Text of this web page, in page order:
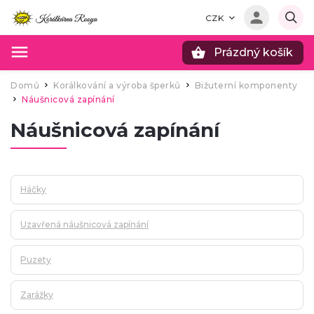
CZK
Prázdný košík
Domů / Korálkování a výroba šperků
Bižuterní komponenty
/
Náušnicová zapínání
Náušnicová zapínání
Háčky
Uzavřená náušnicová zapínání
Puzety
Zarážky